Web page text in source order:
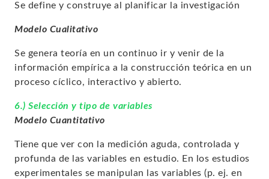
Se define y construye al planificar la investigación
Modelo Cualitativo
Se genera teoría en un continuo ir y venir de la
información empírica a la construcción teórica en un
proceso cíclico, interactivo y abierto.
6.) Selección y tipo de variables
Modelo Cuantitativo
Tiene que ver con la medición aguda, controlada y
profunda de las variables en estudio. En los estudios
experimentales se manipulan las variables (p. ej. en